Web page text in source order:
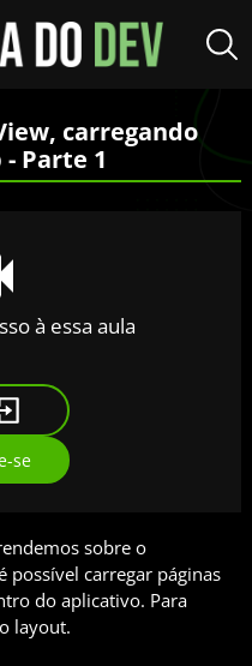
carregando
Parte 1
à essa aula
se
sobre o
possível carregar páginas
do aplicativo. Para
layout.